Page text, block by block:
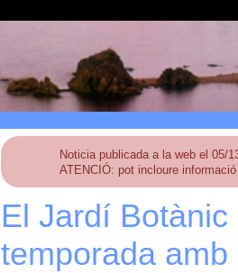
Noticia publicada a la web el 05/
ATENCIÓ: pot incloure
El Jardí
temporada amb